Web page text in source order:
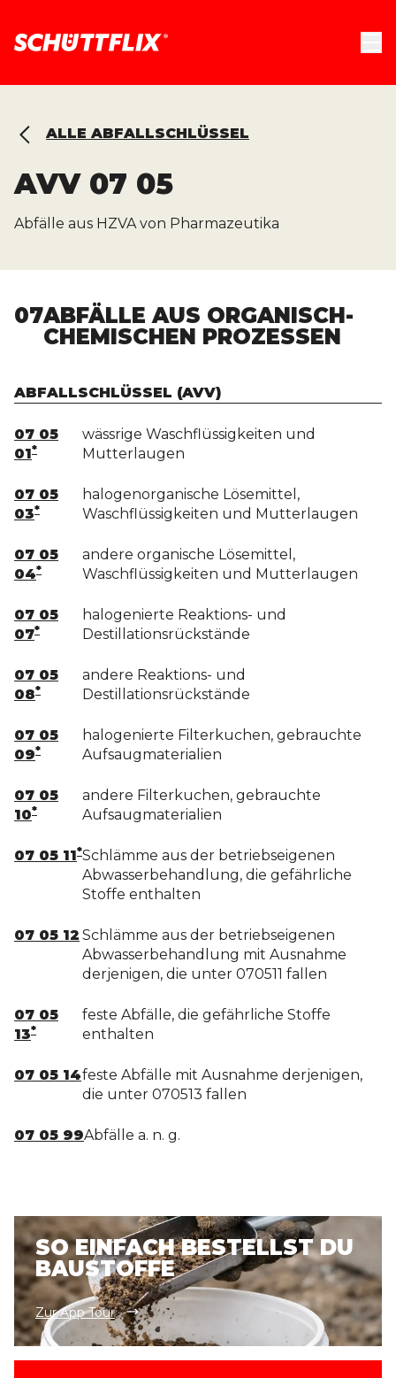
ALLE ABFALLSCHLÜSSEL
AVV 07 05
Abfälle aus HZVA von Pharmazeutika
07ABFÄLLE AUS ORGANISCH-
CHEMISCHEN PROZESSEN
ABFALLSCHLÜSSEL (AVV)
07 05
01*
wässrige Waschflüssigkeiten und
Mutterlaugen
07 05
03*
halogenorganische Lösemittel,
Waschflüssigkeiten und Mutterlaugen
07 05
04*
andere organische Lösemittel,
Waschflüssigkeiten und Mutterlaugen
07 05
07*
halogenierte Reaktions- und
Destillationsrückstände
07 05
08*
andere Reaktions- und
Destillationsrückstände
07 05
09*
halogenierte Filterkuchen, gebrauchte
Aufsaugmaterialien
07 05
10*
andere Filterkuchen, gebrauchte
Aufsaugmaterialien
07 05 11*Schlämme aus der betriebseigenen
Abwasserbehandlung, die gefährliche
Stoffe enthalten
07 05 12 Schlämme aus der betriebseigenen
Abwasserbehandlung mit Ausnahme
derjenigen, die unter 070511 fallen
07 05
13*
feste Abfälle, die gefährliche Stoffe
enthalten
07 05 14feste Abfälle mit Ausnahme derjenigen,
die unter 070513 fallen
07 05 99Abfälle a. n. g.
SO EINFACH BESTELLST DU
BAUSTOFFE
Zur App Tour